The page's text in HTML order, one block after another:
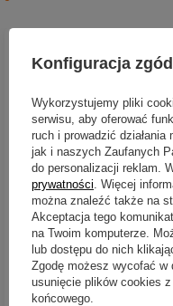
Przynęta Libra Lures Bleak
Tail 8.2" | 20.8 cm | 009 -
21,90 zł
Kup za: 722.7pkt
Konfiguracja zgód
Wykorzystujemy pliki
serwisu, aby oferować
ruch i prowadzić działania
jak i naszych Zaufanych
do personalizacji reklam.
prywatności . Więcej
można znaleźć także na
Akceptacja tego
na Twoim komputerze.
lub dostępu do nich
Zgodę możesz wycofać w
usunięcie plików cookies
końcowego.